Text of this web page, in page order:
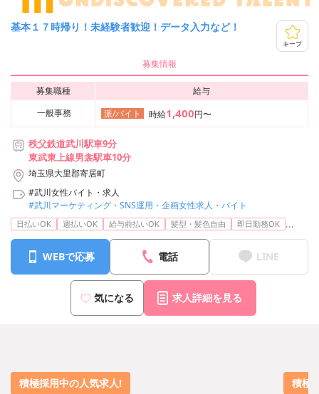
基本１７時帰り！未経験者歓迎！データ入力など！
キープ
募集情報
募集職種
給与
一般事務
派/バイト 時給1,400円〜
秩父鉄道武川駅車9分
東武東上線男衾駅車10分
埼玉県大里郡寄居町
#武川女性バイト・求人
#武川マーケティング・SNS運用・企画女性求人・バイト
日払いOK 週払いOK 給与前払いOK 髪型・髪色自由 即日勤務OK ...
WEBで応募 電話 LINE
気になる 求人詳細を見る
積極採用中の人気求人! 積極